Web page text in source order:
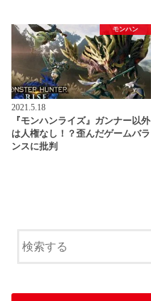
モンハン
2021.5.18
『モンハンライズ』ガンナー以外
は人権なし！？歪んだゲームバラ
ンスに批判